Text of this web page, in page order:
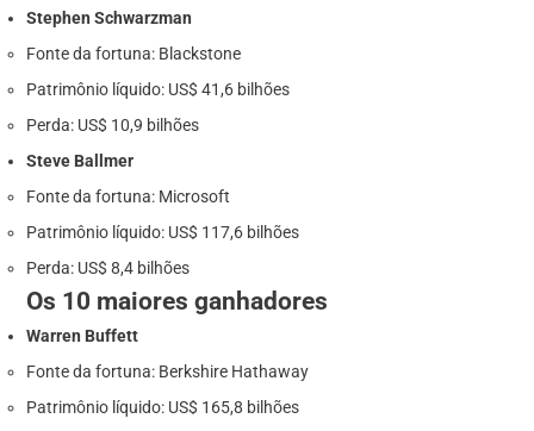
Stephen Schwarzman
Fonte da fortuna: Blackstone
Patrimônio líquido: US$ 41,6 bilhões
Perda: US$ 10,9 bilhões
Steve Ballmer
Fonte da fortuna: Microsoft
Patrimônio líquido: US$ 117,6 bilhões
Perda: US$ 8,4 bilhões
Os 10 maiores ganhadores
Warren Buffett
Fonte da fortuna: Berkshire Hathaway
Patrimônio líquido: US$ 165,8 bilhões